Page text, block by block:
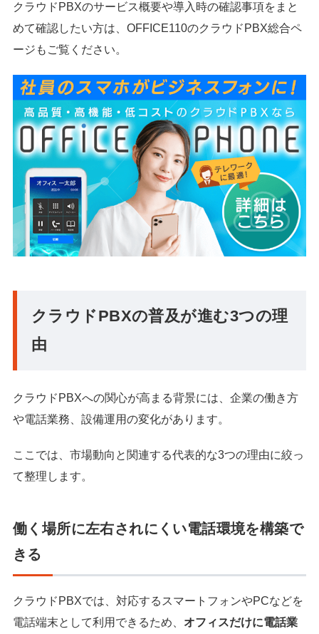
クラウドPBXのサービス概要や導入時の確認事項をまと
めて確認したい方は、OFFICE110のクラウドPBX総合ペ
ージもご覧ください。
クラウドPBXの普及が進む3つの理
由
クラウドPBXへの関心が高まる背景には、企業の働き方
や電話業務、設備運用の変化があります。
ここでは、市場動向と関連する代表的な3つの理由に絞っ
て整理します。
働く場所に左右されにくい電話環境を構築で
きる
クラウドPBXでは、対応するスマートフォンやPCなどを
電話端末として利用できるため、 オフィスだけに電話業